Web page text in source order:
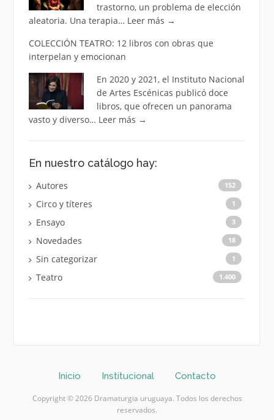
trastorno, un problema de elección
aleatoria. Una terapia… Leer más →
COLECCIÓN TEATRO: 12 libros con obras que
interpelan y emocionan
En 2020 y 2021, el Instituto Nacional
de Artes Escénicas publicó doce
libros, que ofrecen un panorama
vasto y diverso… Leer más →
En nuestro catálogo hay:
Autores 152
Circo y títeres 1
Ensayo 3
Novedades 18
Sin categorizar 1
Teatro 1.400
Inicio Institucional Contacto
Copyright © 2026 Dramaturgia uruguaya. Todos los derechos
reservados.